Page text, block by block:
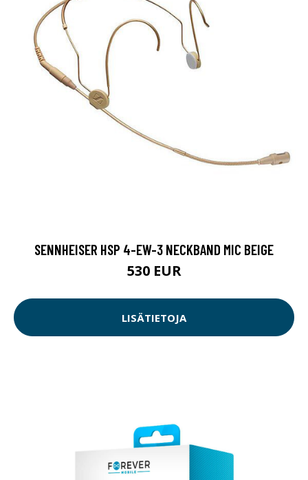
SENNHEISER HSP 4-EW-3 NECKBAND MIC BEIGE
530 EUR
LISÄTIETOJA